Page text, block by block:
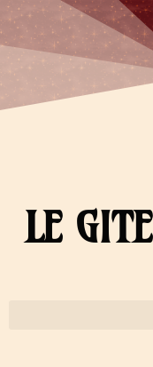
Aller
au
contenu
LE